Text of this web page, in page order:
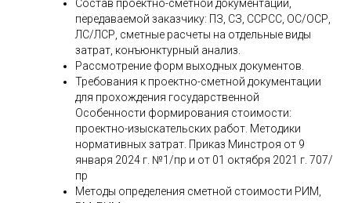
Состав проектно-сметной документации,
передаваемой заказчику: ПЗ, СЗ, ССРСС, ОС/ОСР,
ЛС/ЛСР, сметные расчеты на отдельные виды
затрат, конъюнктурный анализ.
Рассмотрение форм выходных документов.
Требования к проектно-сметной документации
для прохождения государственной
Особенности формирования стоимости:
проектно-изыскательских работ. Методики
нормативных затрат. Приказ Минстроя от 9
января 2024 г. №1/пр и от 01 октября 2021 г. 707/
пр
Методы определения сметной стоимости РИМ,